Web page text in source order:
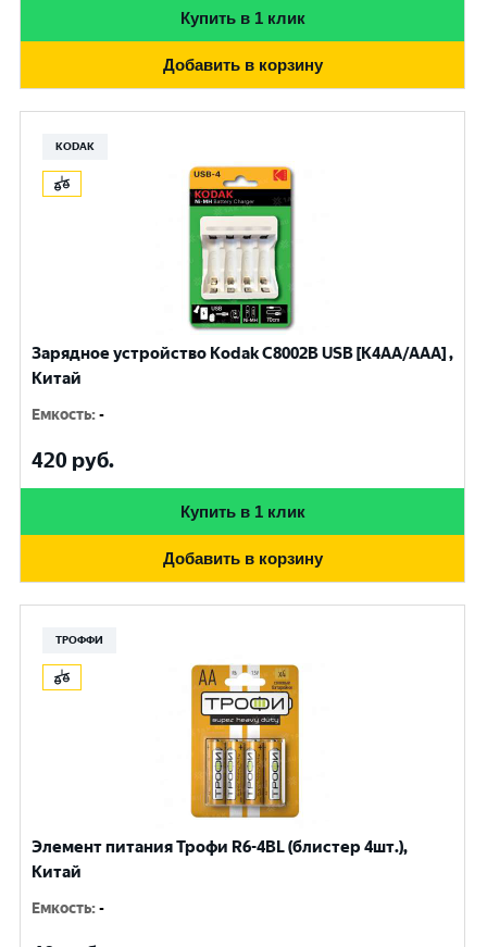
Купить в 1 клик
Добавить в корзину
KODAK
Зарядное устройство Kodak С8002B USB [K4AA/AAA] ,
Китай
Емкость:-
420 руб.
Купить в 1 клик
Добавить в корзину
ТРОФФИ
Элемент питания Трофи R6-4BL (блистер 4шт.),
Китай
Емкость:-